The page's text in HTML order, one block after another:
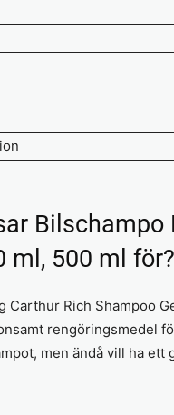
Bilschampo
ml, 500 ml för?
Carthur Rich Shampoo
rengöringsmedel
men ändå vill ha